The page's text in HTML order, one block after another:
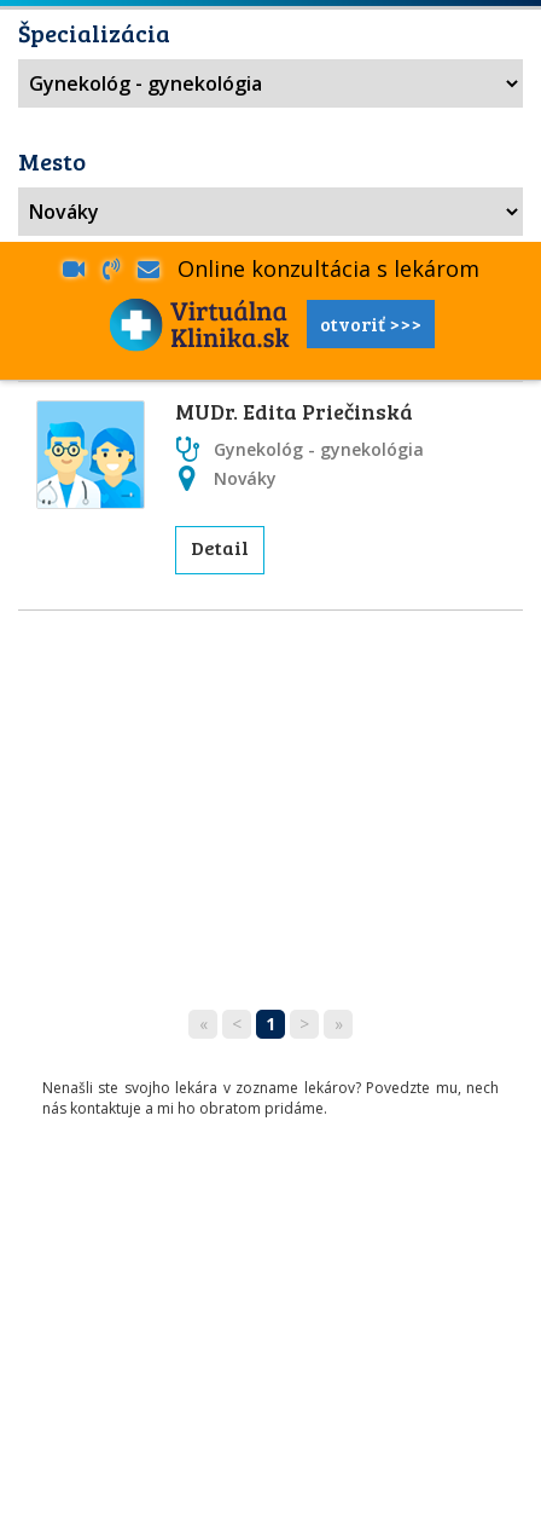
Špecializácia
Mesto
Online konzultácia s lekárom
otvoriť >>>
MUDr. Edita Priečinská
Gynekológ - gynekológia
Nováky
Detail
« < 1 > »
Nenašli ste svojho lekára v zozname lekárov? Povedzte mu, nech
nás kontaktuje a mi ho obratom pridáme.